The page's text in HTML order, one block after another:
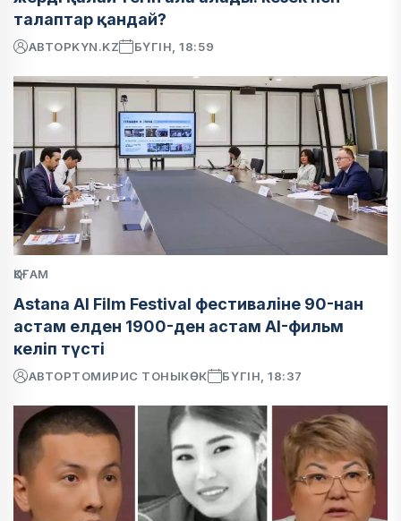
талаптар қандай?
АВТОРKYN.KZ БҮГІН, 18:59
ҚОҒАМ
Astana AI Film Festival фестиваліне 90-нан
астам елден 1900-ден астам AI-фильм
келіп түсті
АВТОРТОМИРИС ТОНЫКӨК БҮГІН, 18:37